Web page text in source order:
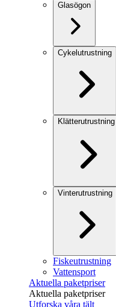
Glasögon
Cykelutrustning
Klätterutrustning
Vinterutrustning
Fiskeutrustning
Vattensport
Aktuella paketpriser
Aktuella paketpriser
Utforska våra tält